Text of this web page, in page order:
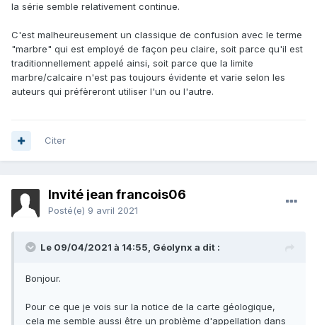
la série semble relativement continue.
C'est malheureusement un classique de confusion avec le terme
"marbre" qui est employé de façon peu claire, soit parce qu'il est
traditionnellement appelé ainsi, soit parce que la limite
marbre/calcaire n'est pas toujours évidente et varie selon les
auteurs qui préfèreront utiliser l'un ou l'autre.
Citer
Invité jean francois06
Posté(e) 9 avril 2021
Le 09/04/2021 à 14:55, Géolynx a dit :
Bonjour.
Pour ce que je vois sur la notice de la carte géologique,
cela me semble aussi être un problème d'appellation dans